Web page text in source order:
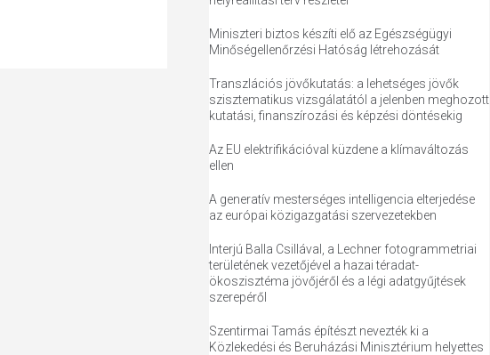
Miniszteri biztos készíti elő az Egészségügyi
Minőségellenőrzési Hatóság létrehozását
Transzlációs jövőkutatás: a lehetséges jövők
szisztematikus vizsgálatától a jelenben meghozott
kutatási, finanszírozási és képzési döntésekig
Az EU elektrifikációval küzdene a klímaváltozás
ellen
A generatív mesterséges intelligencia elterjedése
az európai közigazgatási szervezetekben
Interjú Balla Csillával, a Lechner fotogrammetriai
területének vezetőjével a hazai téradat-
ökoszisztéma jövőjéről és a légi adatgyűjtések
szerepéről
Szentirmai Tamás építészt nevezték ki a
Közlekedési és Beruházási Minisztérium helyettes